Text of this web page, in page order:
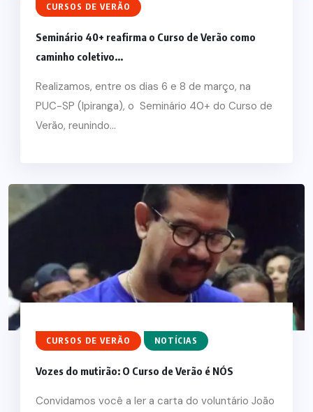
CURSOS DE VERÃO
Seminário 40+ reafirma o Curso de Verão como
caminho coletivo...
Realizamos, entre os dias 6 e 8 de março, na
PUC-SP (Ipiranga), o Seminário 40+ do Curso de
Verão, reunindo...
CURSOS DE VERÃO NOTÍCIAS
Vozes do mutirão: O Curso de Verão é NÓS
Convidamos você a ler a carta do voluntário João